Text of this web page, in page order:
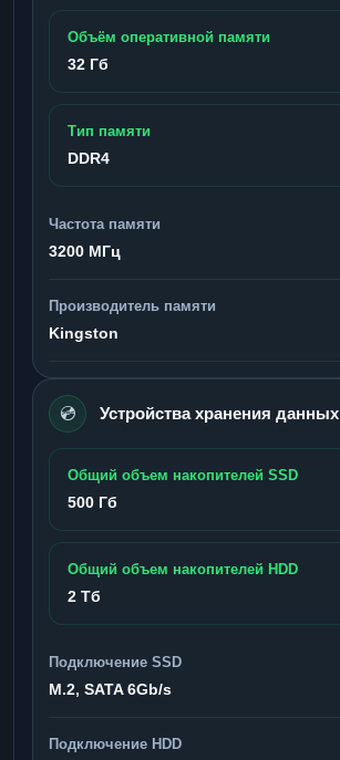
Объём оперативной памяти
32 Гб
Тип памяти
DDR4
Частота памяти
3200 МГц
Производитель памяти
Kingston
💿 Устройства хранения данных
Общий объем накопителей SSD
500 Гб
Общий объем накопителей HDD
2 Тб
Подключение SSD
M.2, SATA 6Gb/s
Подключение HDD